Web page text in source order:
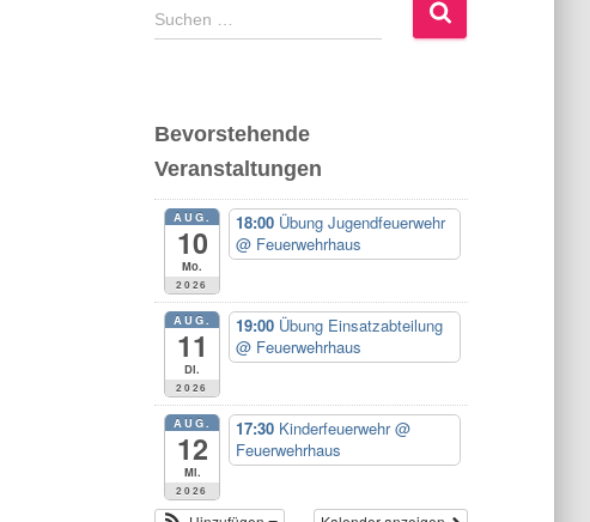
S
u
n
n
Suchen …
Bevorstehende
Veranstaltungen
AUG.
10
Mo.
2026
18:00 Übung Jugendfeuerwehr
@ Feuerwehrhaus
AUG.
11
Di.
2026
19:00 Übung Einsatzabteilung
@ Feuerwehrhaus
AUG.
12
Mi.
2026
17:30 Kinderfeuerwehr@
Feuerwehrhaus